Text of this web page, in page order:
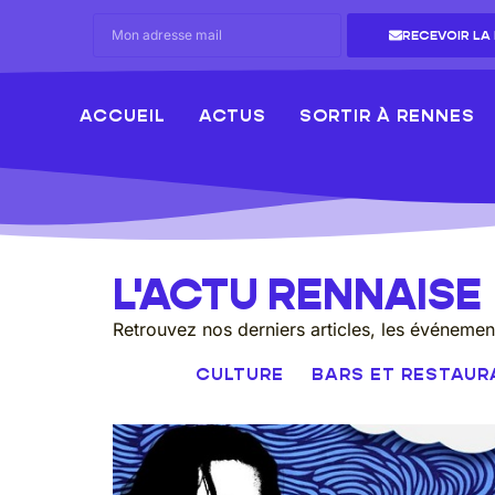
RECEVOIR
ACCUEIL ACTUS SORTIR À RENNES
L'ACTU RENNAISE
Retrouvez nos derniers articles, les
CULTURE BARS ET